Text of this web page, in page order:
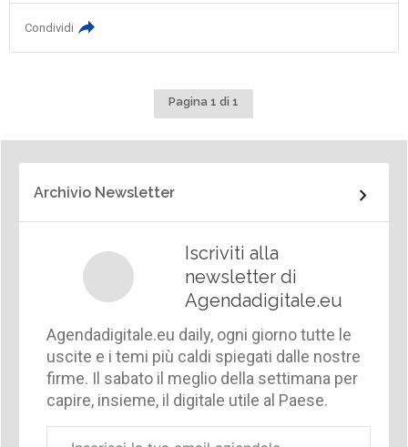
Condividi
Pagina 1 di 1
Archivio Newsletter
Iscriviti alla
newsletter di
Agendadigitale.eu
Agendadigitale.eu daily, ogni giorno tutte le
uscite e i temi più caldi spiegati dalle nostre
firme. Il sabato il meglio della settimana per
capire, insieme, il digitale utile al Paese.